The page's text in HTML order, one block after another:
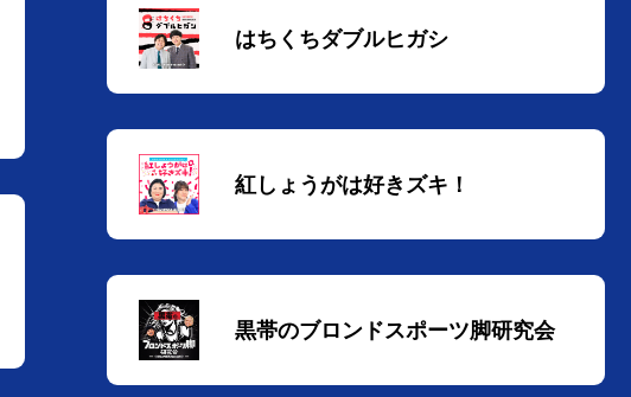
はちくちダブルヒガシ
紅しょうがは好きズキ！
黒帯のブロンドスポーツ脚研究会